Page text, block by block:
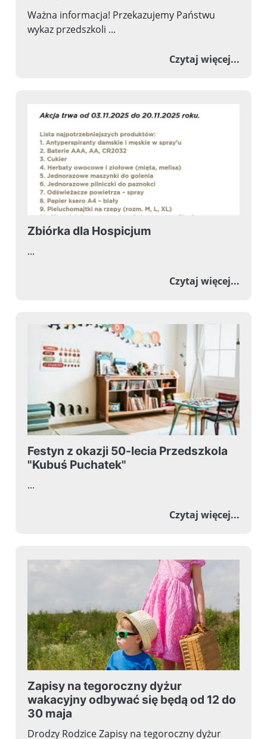
Ważna informacja! Przekazujemy Państwu
wykaz przedszkoli ...
Czytaj więcej...o
Zbiórka dla Hospicjum
...
Czytaj więcej...o
Festyn z okazji 50-lecia Przedszkola
"Kubuś Puchatek"
...
Czytaj więcej...o
Zapisy na tegoroczny dyżur
wakacyjny odbywać się będą od 12 do
30 maja
Drodzy Rodzice Zapisy na tegoroczny dyżur